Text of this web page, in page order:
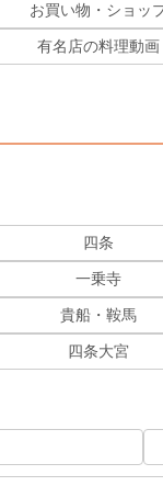
お買い物・ショッ
有名店の料理動画
四条
一乗寺
貴船・鞍馬
四条大宮